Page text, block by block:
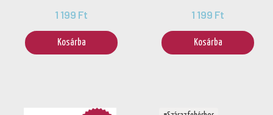
1 199 Ft
Kosárba
1 199 Ft
Kosárba